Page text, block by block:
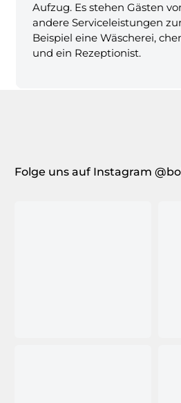
Aufzug. Es stehen Gästen
andere Serviceleistungen
Beispiel eine Wäscherei,
und ein Rezeptionist.
Folge uns auf Instagram